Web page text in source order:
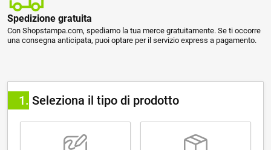
Spedizione gratuita
Con Shopstampa.com, spediamo la tua merce gratuitamente. Se ti occorre
una consegna anticipata, puoi optare per il servizio express a pagamento.
1 Seleziona il tipo di prodotto